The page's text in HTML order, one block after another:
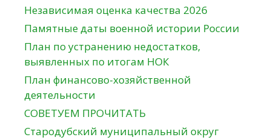
Независимая оценка качества 2026
Памятные даты военной истории России
План по устранению недостатков,
выявленных по итогам НОК
План финансово-хозяйственной
деятельности
СОВЕТУЕМ ПРОЧИТАТЬ
Стародубский муниципальный округ